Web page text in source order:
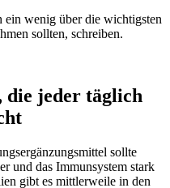
ein wenig über die wichtigsten
sollten, schreiben.
die jeder täglich
sollte
und das Immunsystem stark
gibt es mittlerweile in den